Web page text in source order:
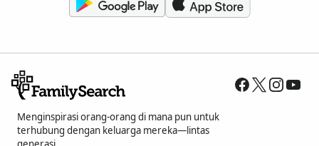
Menginspirasi orang-orang di mana pun untuk
terhubung dengan keluarga mereka—lintas